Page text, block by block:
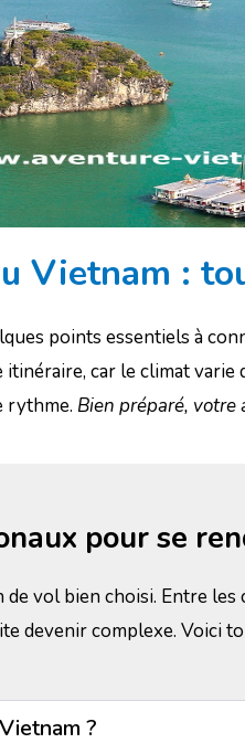
Vietnam :
points essentiels à
car le climat varie
rythme. Bien préparé,
pour se
vol bien choisi. Entre
devenir complexe. Voici
?